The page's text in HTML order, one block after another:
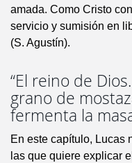
amada. Como Cristo
servicio y sumisión en
(S. Agustín).
“El reino de
grano de
fermenta la
En este capítulo, Lucas
las que quiere explicar